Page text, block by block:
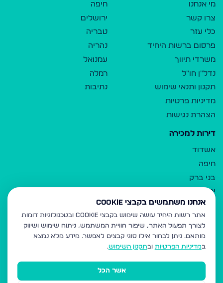
מי אנחנו
צרו קשר
כלי עזר
פרסום ברשות היחיד
משרדי תיווך
נדל"ן חו"ל
תקנון ותנאי שימוש
מדיניות פרטיות
הצהרת נגישות
חיפה
ירושלים
טבריה
נהריה
עמנואל
רמלה
נתיבות
דירות למכירה
אשדוד
חיפה
בני ברק
ירושלים
אלעד
גבעת זאב
בית שמש
רכסים
מודיעין עילית
אנחנו משתמשים בקבצי Cookie
אתר רשות היחיד עושה שימוש בקבצי Cookie ובטכנולוגיות דומות
לצורך תפעול האתר, שיפור חוויית המשתמש, ניתוח שימוש ושיווק
מותאם. ניתן לבחור אילו סוגי קבצים לאפשר. מידע מלא נמצא
במדיניות הפרטיות ובתקנון השימוש.
אשר הכל